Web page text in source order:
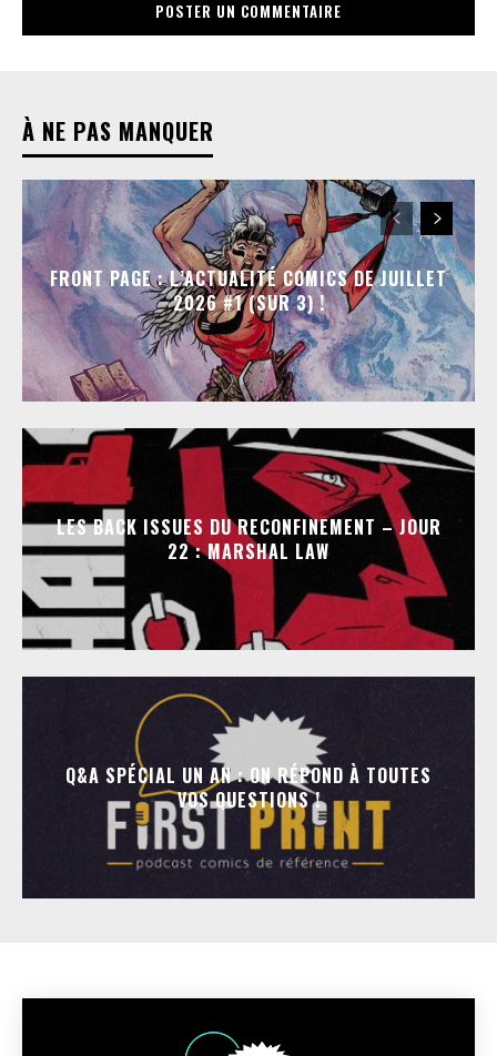
À NE PAS MANQUER
FRONT PAGE : L’ACTUALITÉ COMICS DE JUILLET
2026 #1 (SUR 3) !
LES BACK ISSUES DU RECONFINEMENT – JOUR
22 : MARSHAL LAW
Q&A SPÉCIAL UN AN : ON RÉPOND À TOUTES
VOS QUESTIONS !